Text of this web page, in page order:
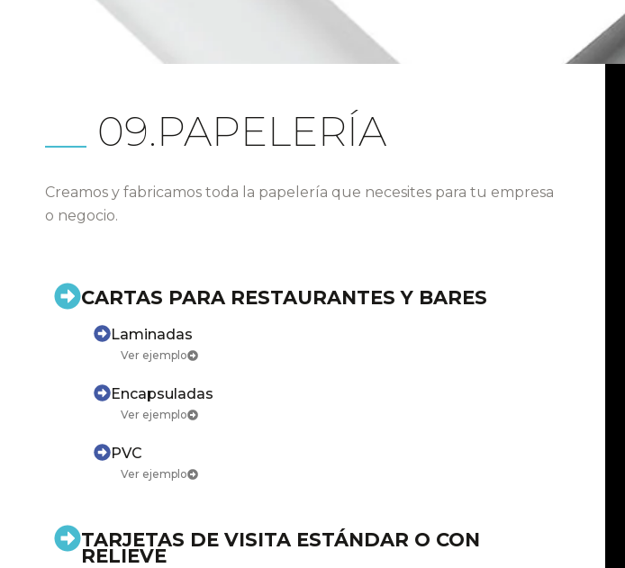
09.PAPELERÍA
Creamos y fabricamos toda la papelería que necesites para tu empresa
o negocio.
CARTAS PARA RESTAURANTES Y BARES
Laminadas
Ver ejemplo
Encapsuladas
Ver ejemplo
PVC
Ver ejemplo
TARJETAS DE VISITA ESTÁNDAR O CON
RELIEVE